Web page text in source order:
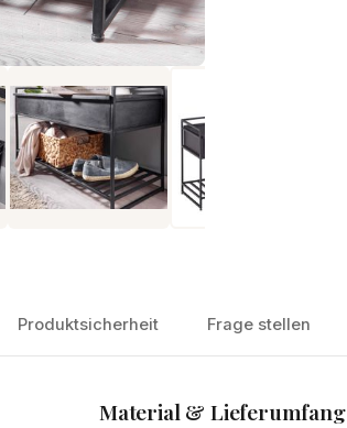
Produktsicherheit Frage stellen
Material & Lieferumfang